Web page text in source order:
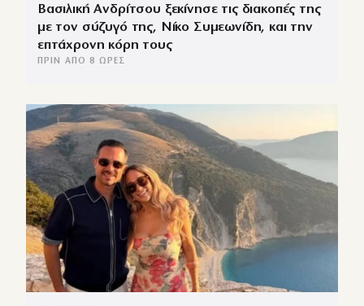
Βασιλική Ανδρίτσου ξεκίνησε τις διακοπές της
με τον σύζυγό της, Νίκο Συμεωνίδη, και την
επτάχρονη κόρη τους
ΠΡΙΝ ΑΠΌ 8 ΏΡΕΣ